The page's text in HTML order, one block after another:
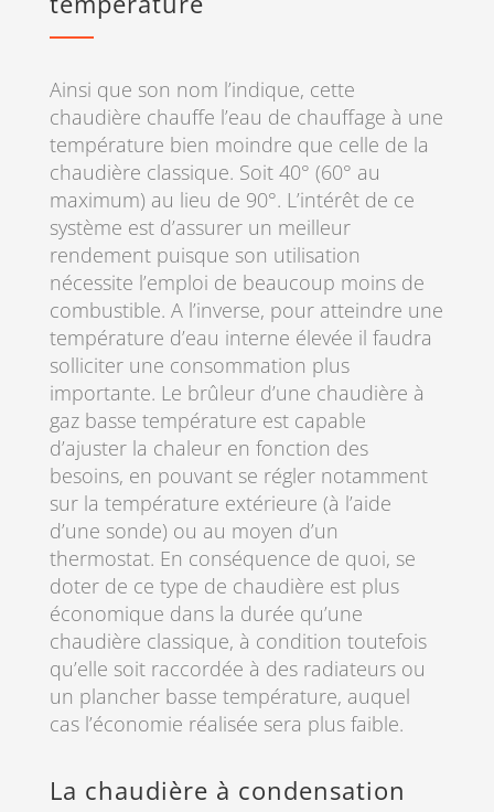
Ainsi que son nom l’indique, cette
chaudière chauffe l’eau de chauffage à une
température bien moindre que celle de la
chaudière classique. Soit 40° (60° au
maximum) au lieu de 90°. L’intérêt de ce
système est d’assurer un meilleur
rendement puisque son utilisation
nécessite l’emploi de beaucoup moins de
combustible. A l’inverse, pour atteindre une
température d’eau interne élevée il faudra
solliciter une consommation plus
importante. Le brûleur d’une chaudière à
gaz basse température est capable
d’ajuster la chaleur en fonction des
besoins, en pouvant se régler notamment
sur la température extérieure (à l’aide
d’une sonde) ou au moyen d’un
thermostat. En conséquence de quoi, se
doter de ce type de chaudière est plus
économique dans la durée qu’une
chaudière classique, à condition toutefois
qu’elle soit raccordée à des radiateurs ou
un plancher basse température, auquel
cas l’économie réalisée sera plus faible.
La chaudière à condensation